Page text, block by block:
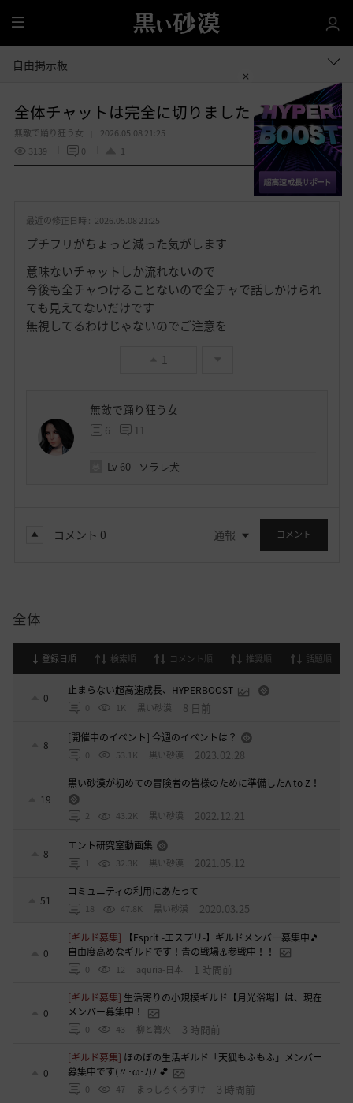
全
体
自由掲示板
全体チャットは完全に切りました
無敵で踊り狂う女
2026.05.08 21:25
3139
0 1
お 共有する
最近の修正日時 : 2026.05.08 21:25
プチフリがちょっと減った気がします
意味ないチャットしか流れないので
今後も全チャつけることないので全チャで話しかけられ
ても見えてないだけです
無視してるわけじゃないのでご注意を
1
無敵で踊り狂う女
6 11
Lv 60 ソラレ犬
コメント 0 通報 コメント
全体
登録日順 検索順 コメント順 推奨順 話題順
0
止まらない超高速成長、HYPERBOOST
0 1K 黒い砂漠 8 日前
8
[開催中のイベント] 今週のイベントは？
0 53.1K 黒い砂漠 2023.02.28
19
黒い砂漠が初めての冒険者の皆様のために準備したA to Z！
2 43.2K 黒い砂漠 2022.12.21
8
エント研究室動画集
1 32.3K 黒い砂漠 2021.05.12
51
コミュニティの利用にあたって
18 47.8K 黒い砂漠 2020.03.25
0
[ギルド募集]
【Esprit -エスプリ-】ギルドメンバー募集中🎵
自由度高めなギルドです！青の戦場⚓参戦中！！
0 12 aquria-日本 1 時間前
0
[ギルド募集] 生活寄りの小規模ギルド【月光浴場】は、現在
メンバー募集中！
0 43 柳と篝火 3 時間前
0
[ギルド募集] ほのぼの生活ギルド「天狐もふもふ」メンバー
募集中です(〃･ω･ﾉ)ﾉ 💕
0 47 まっしろくろすけ 3 時間前